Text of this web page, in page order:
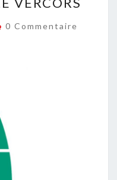
Commentaires
0 Commentaire